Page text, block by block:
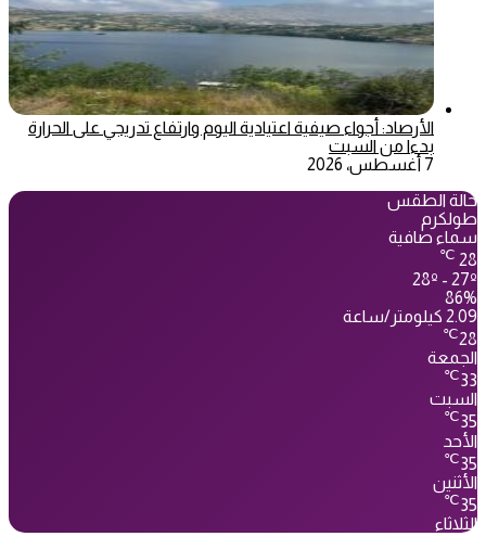
الأرصاد: أجواء صيفية اعتيادية اليوم وارتفاع تدريجي على الحرارة
بدءا من السبت
7 أغسطس، 2026
حالة الطقس
طولكرم
سماء صافية
28
℃
28º - 27º
86%
2.09 كيلومتر/ساعة
28
℃
الجمعة
33
℃
السبت
35
℃
الأحد
35
℃
الأثنين
35
℃
الثلاثاء